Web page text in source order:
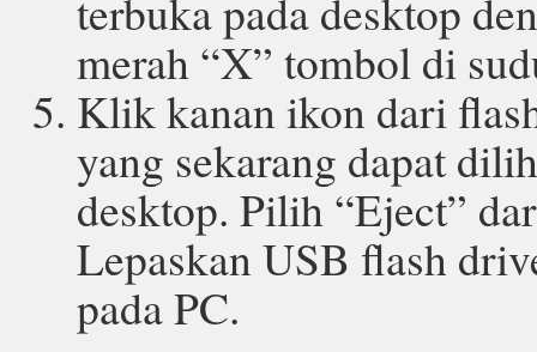
terbuka pada desktop
merah “X” tombol di
Klik kanan ikon dari
yang sekarang dapat
desktop. Pilih “Eject”
Lepaskan USB flash
pada PC.